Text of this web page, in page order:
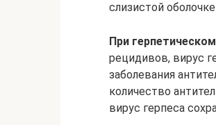
слизистой
При
рецидивов, вирус
заболевания
количество
вирус герпеса